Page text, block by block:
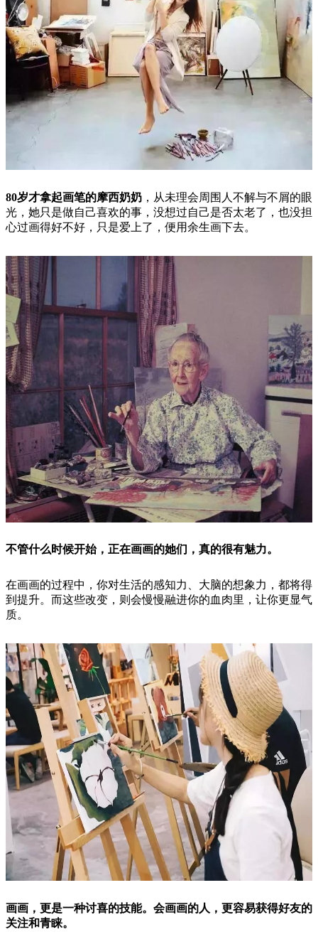
80岁才拿起画笔的摩西奶奶 ，从未理会周围人不解与不屑的眼
光，她只是做自己喜欢的事，没想过自己是否太老了，也没担
心过画得好不好，只是爱上了，便用余生画下去。
不管什么时候开始，正在画画的她们，真的很有魅力。
在画画的过程中，你对生活的感知力、大脑的想象力，都将得
到提升。而这些改变，则会慢慢融进你的血肉里，让你更显气
质。
画画，更是一种讨喜的技能。会画画的人，更容易获得好友的
关注和青睐。